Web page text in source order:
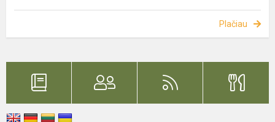
Plačiau